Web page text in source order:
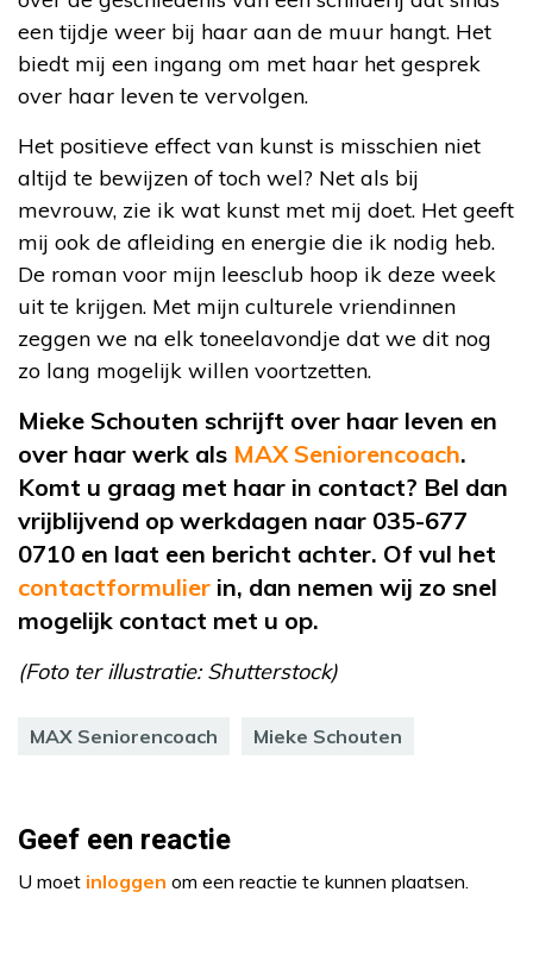
een tijdje weer bij haar aan de muur hangt. Het
biedt mij een ingang om met haar het gesprek
over haar leven te vervolgen.
Het positieve effect van kunst is misschien niet
altijd te bewijzen of toch wel? Net als bij
mevrouw, zie ik wat kunst met mij doet. Het geeft
mij ook de afleiding en energie die ik nodig heb.
De roman voor mijn leesclub hoop ik deze week
uit te krijgen. Met mijn culturele vriendinnen
zeggen we na elk toneelavondje dat we dit nog
zo lang mogelijk willen voortzetten.
Mieke Schouten schrijft over haar leven en
over haar werk als MAX Seniorencoach.
Komt u graag met haar in contact? Bel dan
vrijblijvend op werkdagen naar 035-677
0710 en laat een bericht achter. Of vul het
contactformulier in, dan nemen wij zo snel
mogelijk contact met u op.
(Foto ter illustratie: Shutterstock)
MAX Seniorencoach Mieke Schouten
Geef een reactie
U moet inloggen om een reactie te kunnen plaatsen.